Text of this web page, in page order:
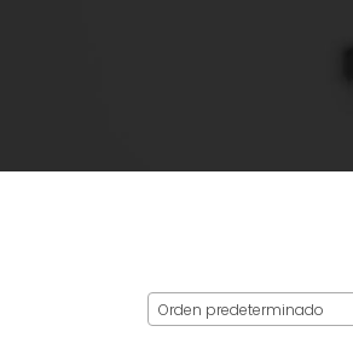
Orden predeterminado